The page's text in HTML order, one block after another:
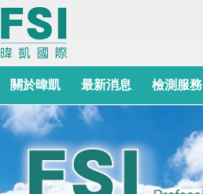
關於暐凱 最新消息 檢測服務